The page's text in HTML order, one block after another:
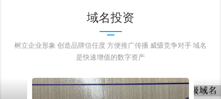
域名投资
树立企业形象 创造品牌信任度 方便推广传播 威慑竞争对手 域名
是快速增值的数字资产